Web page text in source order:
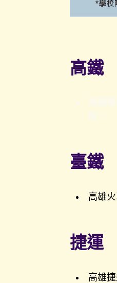
高鐵
高鐵
校。
臺鐵
高雄
捷運
高雄